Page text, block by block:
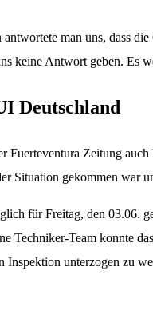
man uns, dass
keine Antwort geben. Es
Deutschland
Fuerteventura Zeitung
Situation gekommen war
für Freitag, den 03.06.
Techniker-Team konnte
unterzogen zu